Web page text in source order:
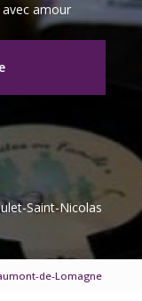
avec amour
Saint-Nicolas
de-Lomagne